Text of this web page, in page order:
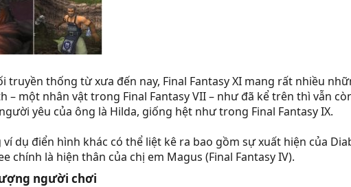
truyền thống từ xưa đến nay, Final Fantasy XI mang rất nhiều
– một nhân vật trong Final Fantasy VII – như đã kể trên thì vẫn
yêu của ông là Hilda, giống hệt như trong Final Fantasy IX.
dụ điển hình khác có thể liệt kê ra bao gồm sự xuất hiện của
chính là hiện thân của chị em Magus (Final Fantasy IV).
người chơi​